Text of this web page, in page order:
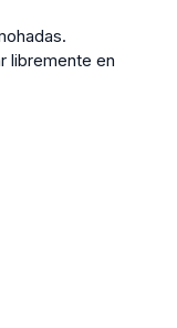
libremente en